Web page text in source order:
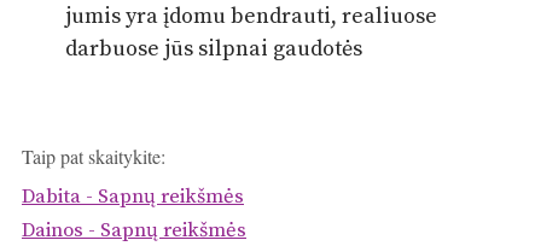
jumis yra įdomu bendrauti, realiuose
darbuose jūs silpnai gaudotės
Taip pat skaitykite:
Dabita - Sapnų reikšmės
Dainos - Sapnų reikšmės